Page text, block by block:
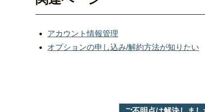
アカウント情報管理
オプションの申し込み/解約方法が知りたい